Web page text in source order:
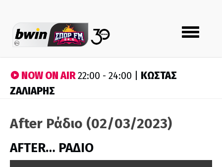
Toggle
navigation
NOW ON AIR22:00 - 24:00 | ΚΩΣΤΑΣ
ΖΑΛΙΑΡΗΣ
After Ράδιο (02/03/2023)
AFTER… ΡΑΔΙΟ